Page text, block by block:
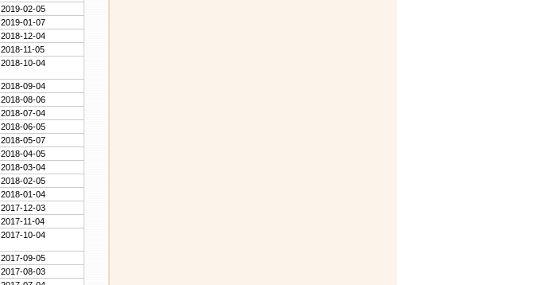
2019-02-05
2019-01-07
2018-12-04
2018-11-05
2018-10-04
2018-09-04
2018-08-06
2018-07-04
2018-06-05
2018-05-07
2018-04-05
2018-03-04
2018-02-05
2018-01-04
2017-12-03
2017-11-04
2017-10-04
2017-09-05
2017-08-03